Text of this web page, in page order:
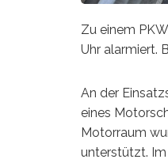
Zu einem
Uhr alarmiert.
An der
eines
Motorraum
unterstützt. Im